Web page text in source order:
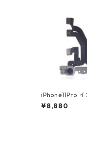
iPhone11Pro イ
¥8,880